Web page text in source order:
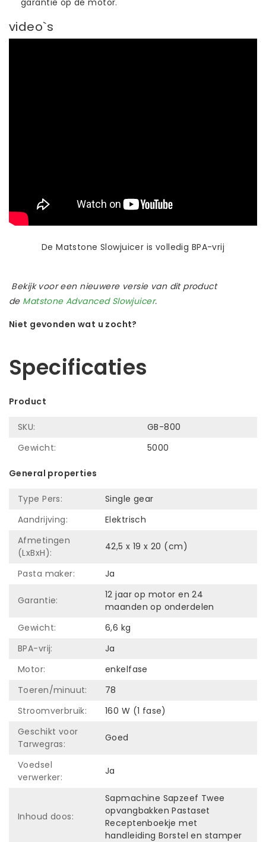
video`s
De Matstone Slowjuicer is volledig BPA-vrij
Bekijk voor een nieuwere versie van dit product
deMatstone Advanced Slowjuicer.
Niet gevonden wat u zocht?
Specificaties
Product
SKU:
GB-800
Gewicht:
5000
General properties
Type Pers:
Single gear
Aandrijving:
Elektrisch
Afmetingen
(LxBxH):
42,5 x 19 x 20 (cm)
Pasta maker: Ja
Garantie:
12 jaar op motor en 24
maanden op onderdelen
Gewicht:
6,6 kg
BPA-vrij:
Ja
Motor:
enkelfase
Toeren/minuut:
78
Stroomverbruik:
160 W (1 fase)
Geschikt voor
Tarwegras:
Goed
Voedsel
verwerker:
Ja
Inhoud doos:
Sapmachine Sapzeef Twee
opvangbakken Pastaset
Receptenboekje met
handleiding Borstel en stamper